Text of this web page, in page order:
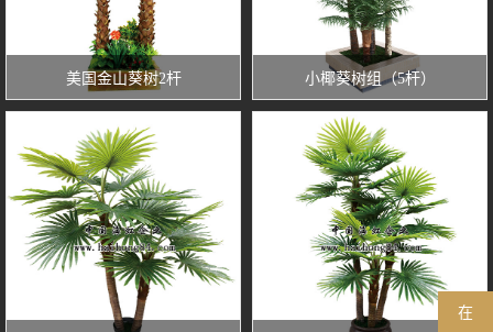
美国金山葵树2杆 小椰葵树组（5杆）
在